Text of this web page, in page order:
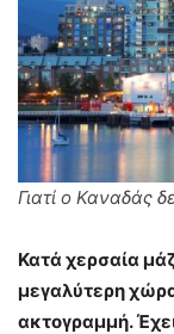
Γιατί ο Καναδάς
Κατά χερσαία
μεγαλύτερη
ακτογραμμή.